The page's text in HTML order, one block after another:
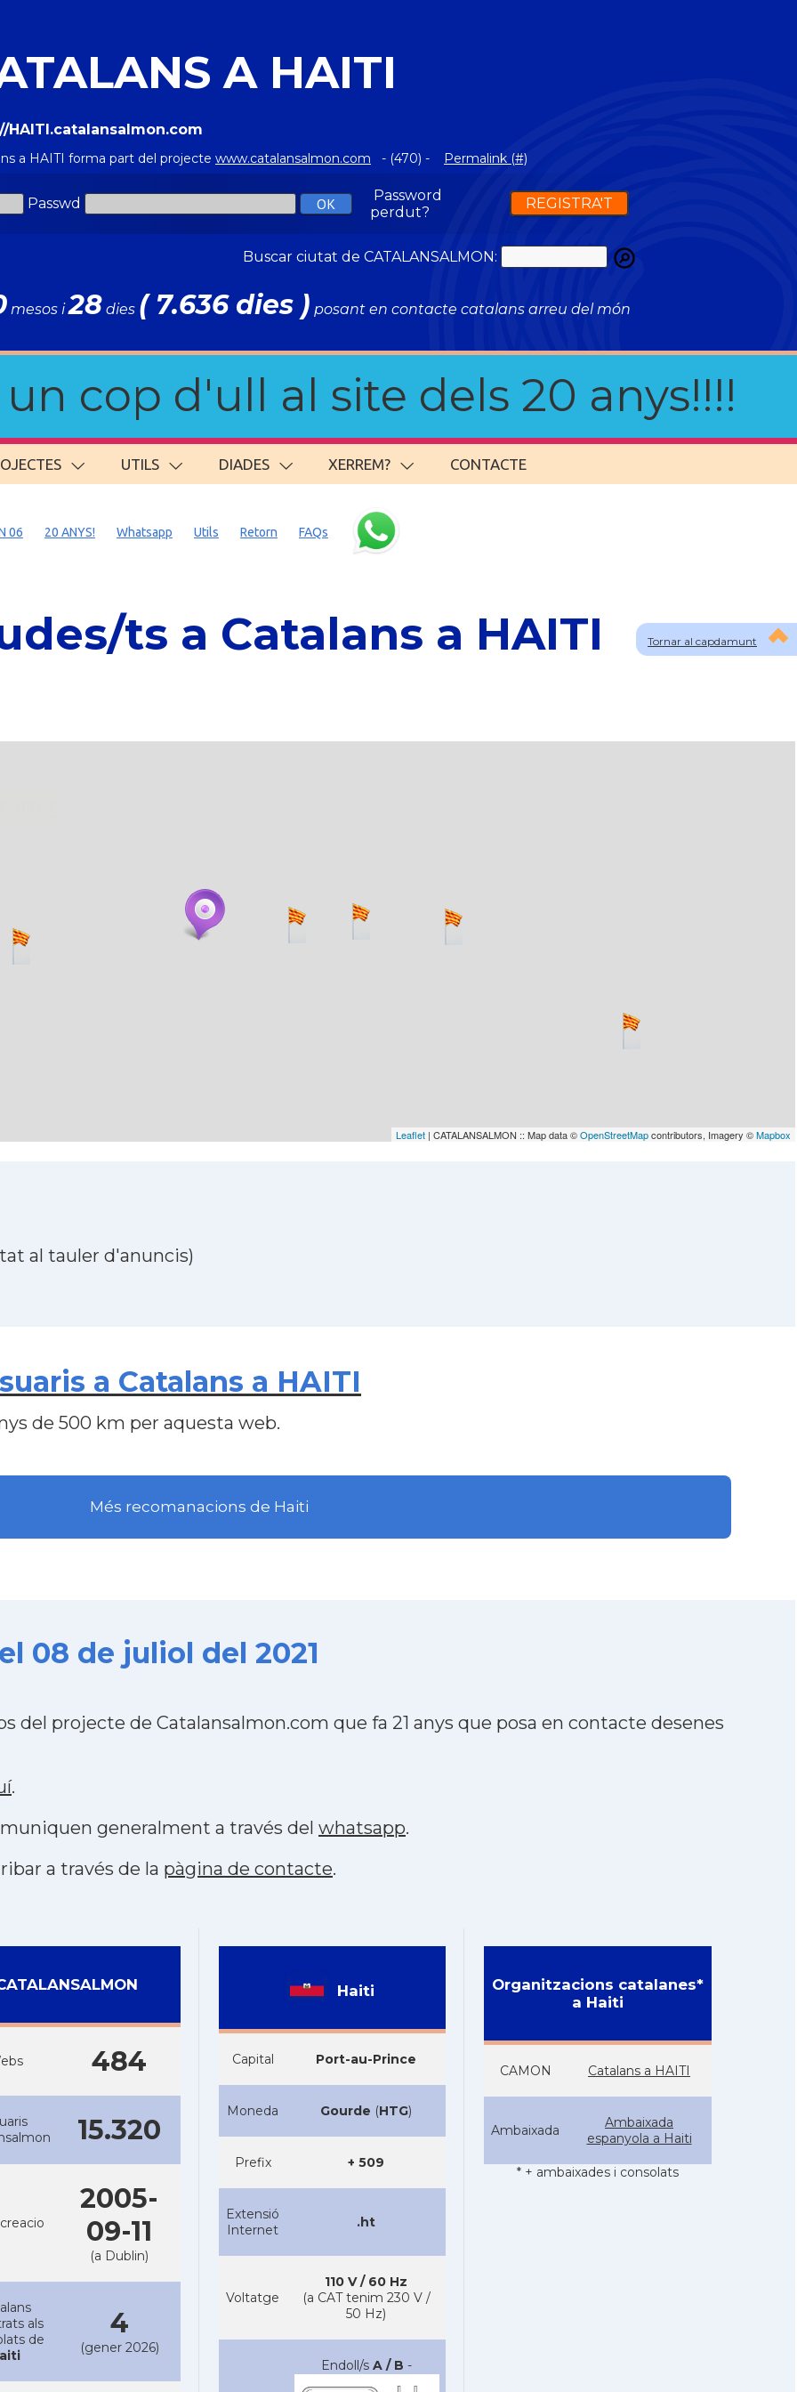
A HAITI
HAITI.catalansalmon.com
a HAITI forma part del projecte www.catalansalmon.com - (470) - Permalink (#)
Passwd
Password
perdut?
REGISTRA'T
Buscar ciutat de CATALANSALMON:
mesos i28 dies ( 7.636 dies ) posant en contacte catalans arreu del món
cop d'ull al site dels 20 anys!!!!
UTILS DIADES XERREM? CONTACTE
Tornar al capdamunt
06 20 ANYS! Whatsapp Utils Retorn FAQs
ts a Catalans a HAITI
Leaflet | CATALANSALMON :: Map data ©OpenStreetMapcontributors, Imagery ©Mapbox
al tauler d'anuncis)
a Catalans a HAITI
de 500 km per aquesta web.
Més recomanacions de Haiti
08 de juliol del 2021
del projecte de Catalansalmon.com que fa 21 anys que posa en contacte desenes
.
generalment a través del whatsapp.
a través de la pàgina de contacte.
484
15.320
2005-
09-11
(a Dublin)
als
de
4
(gener 2026)
Haiti
Capital Port-au-Prince
Moneda Gourde (HTG)
Prefix + 509
Extensió
Internet
.ht
Voltatge
110 V / 60 Hz
(a CAT tenim 230 V /
50 Hz)
Endoll/s A / B -
Organitzacions catalanes*
a Haiti
CAMON Catalans a HAITI
Ambaixada
Ambaixada
espanyola a Haiti
* + ambaixades i consolats